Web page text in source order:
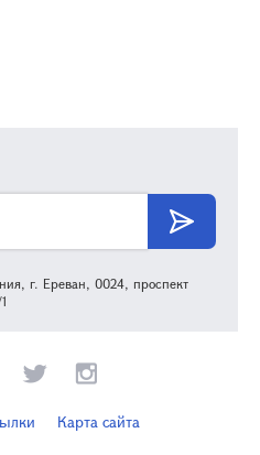
г. Ереван, 0024, проспект
Карта сайта